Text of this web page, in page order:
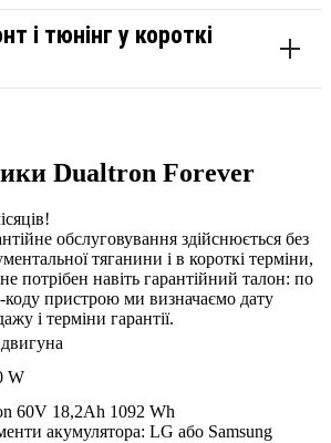
і тюнінг у короткі
Dualtron Forever
обслуговування здійснюється без
тяганини і в короткі терміни,
потрібен навіть гарантійний талон: по
пристрою ми визначаємо дату
і терміни гарантії.
W
60V 18,2Ah 1092 Wh
акумулятора: LG або Samsung